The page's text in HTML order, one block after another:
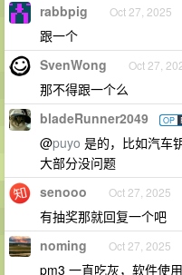
rabbpig Oct 27, 2025
跟一个
SvenWong Oct 27,
那不得跟一个么
bladeRunner2049 OP
@puyo 是的，比如汽车
大部分没问题
senooo Oct 27, 2025
有抽奖那就回复一个吧
noming Oct 27, 2025
pm3 一直吃灰，软件使